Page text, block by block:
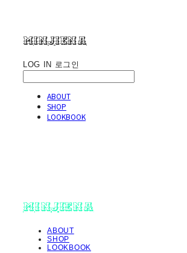
minjiena
LOG IN 로그인
ABOUT
SHOP
LOOKBOOK
minjiena
ABOUT
SHOP
LOOKBOOK